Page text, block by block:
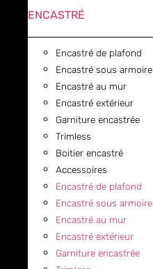
ENCASTRÉ
Encastré de plafond
Encastré sous armoire
Encastré au mur
Encastré extérieur
Garniture encastrée
Trimless
Boitier encastré
Accessoires
Encastré de plafond
Encastré sous armoire
Encastré au mur
Encastré extérieur
Garniture encastrée